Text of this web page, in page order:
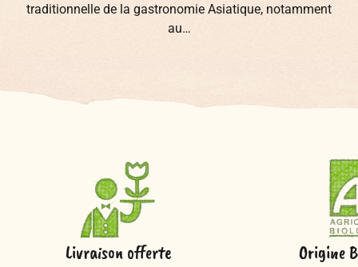
traditionnelle de la gastronomie Asiatique, notamment
au…
Livraison offerte Origine